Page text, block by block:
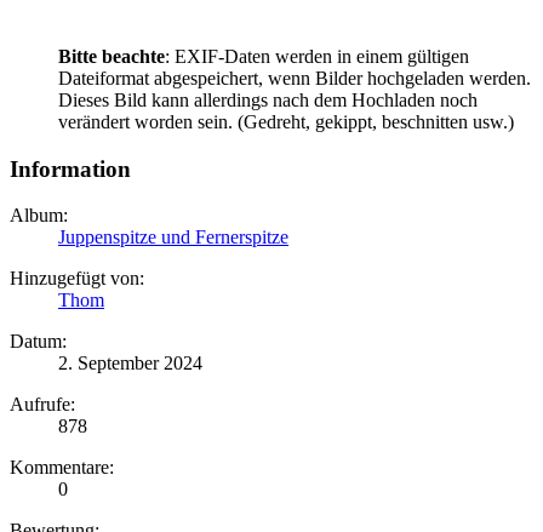
Bitte beachte: EXIF-Daten werden in einem gültigen
Dateiformat abgespeichert, wenn Bilder hochgeladen werden.
Dieses Bild kann allerdings nach dem Hochladen noch
verändert worden sein. (Gedreht, gekippt, beschnitten usw.)
Information
Album:
Juppenspitze und Fernerspitze
Hinzugefügt von:
Thom
Datum:
2. September 2024
Aufrufe:
878
Kommentare:
0